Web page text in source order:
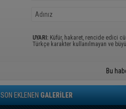
UYARI: Küfür, hakaret, rencide edici
Türkçe karakter kullanılmayan ve
Bu
SON EKLENEN GALERİLER